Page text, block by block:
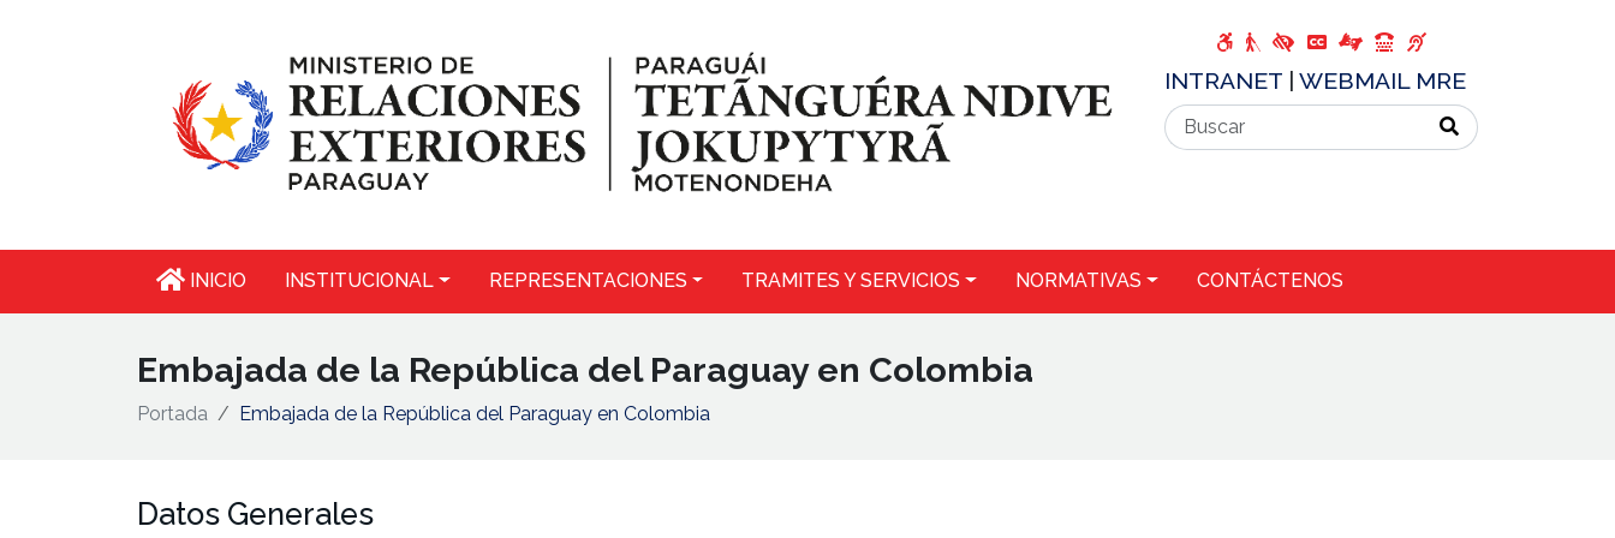
INTRANET WEBMAIL MRE
INICIO INSTITUCIONAL REPRESENTACIONES TRAMITES Y SERVICIOS NORMATIVAS CONTÁCTENOS
Embajada de la República del Paraguay en Colombia
Portada Embajada de la República del Paraguay en Colombia
Datos Generales